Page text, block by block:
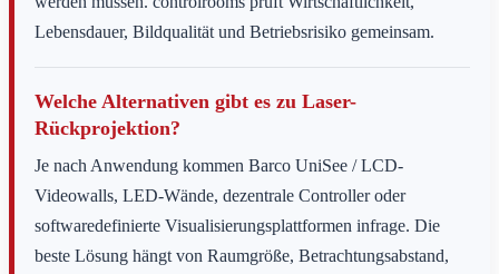
Lebensdauer, Bildqualität und Betriebsrisiko gemeinsam.
Welche Alternativen gibt es zu Laser-
Rückprojektion?
Je nach Anwendung kommen Barco UniSee / LCD-
Videowalls, LED-Wände, dezentrale Controller oder
softwaredefinierte Visualisierungsplattformen infrage. Die
beste Lösung hängt von Raumgröße, Betrachtungsabstand,